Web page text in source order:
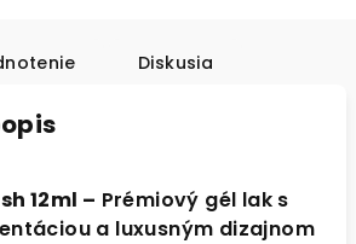
Diskusia
12ml – Prémiový gél lak s
a luxusným dizajnom